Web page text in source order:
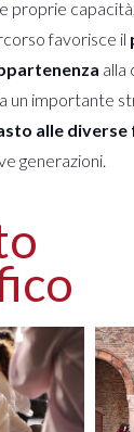
proprie
favorisce il
alla
un importante
alle diverse
generazioni.